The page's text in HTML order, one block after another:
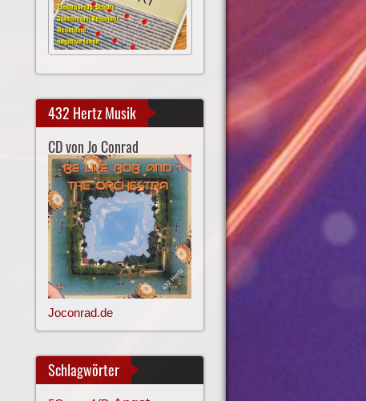
432 Hertz Musik
CD von Jo Conrad
Joconrad.de
Schlagwörter